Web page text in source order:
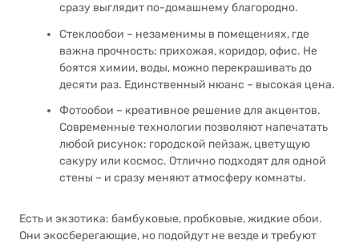
сразу выглядит по-домашнему благородно.
Стеклообои – незаменимы в помещениях, где
важна прочность: прихожая, коридор, офис. Не
боятся химии, воды, можно перекрашивать до
десяти раз. Единственный нюанс – высокая цена.
Фотообои – креативное решение для акцентов.
Современные технологии позволяют напечатать
любой рисунок: городской пейзаж, цветущую
сакуру или космос. Отлично подходят для одной
стены – и сразу меняют атмосферу комнаты.
Есть и экзотика: бамбуковые, пробковые, жидкие обои.
Они экосберегающие, но подойдут не везде и требуют